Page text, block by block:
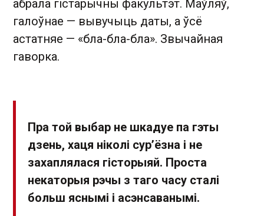
абрала гістарычны факультэт. Маўляў,
галоўнае — вывучыць даты, а ўсё
астатняе — «бла-бла-бла». Звычайная
гаворка.
Пра той выбар не шкадуе па гэты
дзень, хаця ніколі сур’ёзна і не
захаплялася гісторыяй. Проста
некаторыя рэчы з таго часу сталі
больш яснымі і асэнсаванымі.